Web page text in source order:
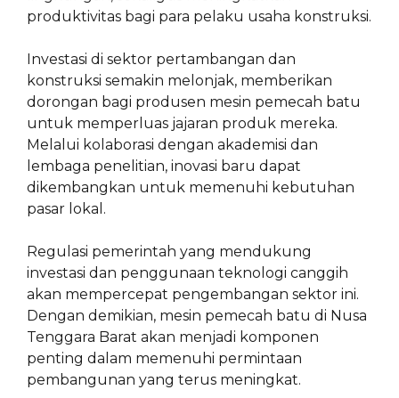
produktivitas bagi para pelaku usaha konstruksi.
Investasi di sektor pertambangan dan
konstruksi semakin melonjak, memberikan
dorongan bagi produsen mesin pemecah batu
untuk memperluas jajaran produk mereka.
Melalui kolaborasi dengan akademisi dan
lembaga penelitian, inovasi baru dapat
dikembangkan untuk memenuhi kebutuhan
pasar lokal.
Regulasi pemerintah yang mendukung
investasi dan penggunaan teknologi canggih
akan mempercepat pengembangan sektor ini.
Dengan demikian, mesin pemecah batu di Nusa
Tenggara Barat akan menjadi komponen
penting dalam memenuhi permintaan
pembangunan yang terus meningkat.